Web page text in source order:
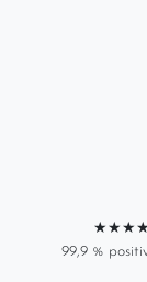
99,9 %